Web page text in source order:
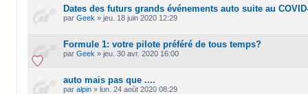
Dates des futurs grands événements auto suite au
parGeek »jeu. 18 juin 2020 12:29
Formule 1: votre pilote préféré de tous temps?
parGeek »jeu. 30 avr. 2020 16:00
auto mais pas que ....
paralpin »lun. 24 août 2020 08:29